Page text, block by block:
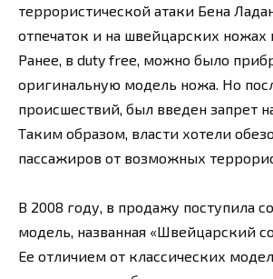
террористической атаки Бена
отпечаток и на швейцарских ножах
Ранее, в duty free, можно было
оригинальную модель ножа. Но
происшествий, был введен запрет
Таким образом, власти хотели
пассажиров от возможных
В 2008 году, в продажу поступила
модель, названная «Швейцарский
Ее отличием от классических